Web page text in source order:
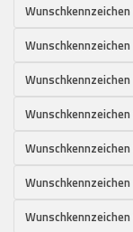
Wunschkennzeichen